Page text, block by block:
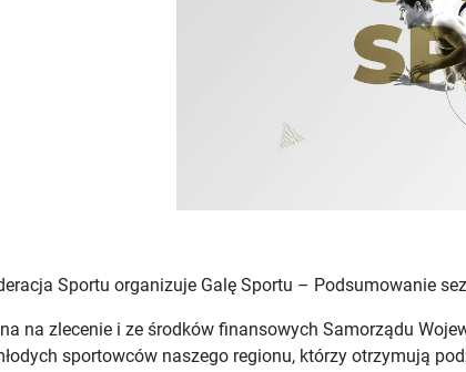
Sportu organizuje Galę Sportu – Podsumowanie
na zlecenie i ze środków finansowych Samorządu
sportowców naszego regionu, którzy otrzymują